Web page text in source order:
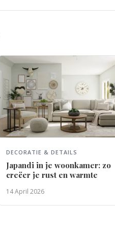
DECORATIE & DETAILS
Japandi in je woonkamer: zo
creëer je rust en warmte
14 April 2026